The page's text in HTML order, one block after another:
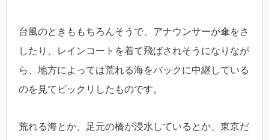
台風のときももちろんそうで、アナウンサーが傘をさ
したり、レインコートを着て飛ばされそうになりなが
ら、地方によっては荒れる海をバックに中継している
のを見てビックリしたものです。
荒れる海とか、足元の橋が浸水しているとか、東京だ